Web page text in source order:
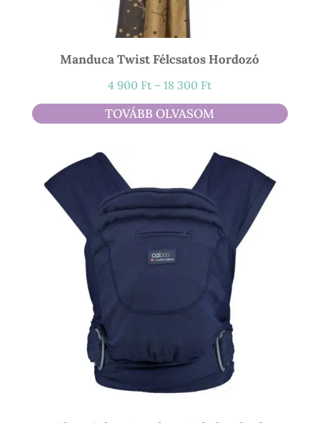
Manduca Twist Félcsatos Hordozó
4 900 Ft – 18 300 FtÁrtartomány:
4
900 Ft
TOVÁBB OLVASOM